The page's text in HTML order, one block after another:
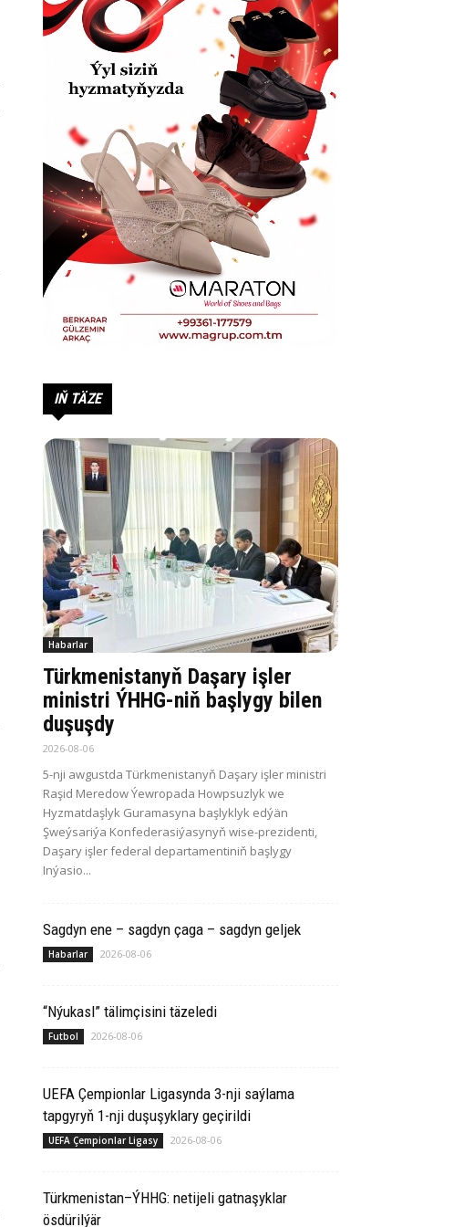
IŇ TÄZE
Habarlar
Türkmenistanyň Daşary işler
ministri ÝHHG-niň başlygy bilen
duşuşdy
2026-08-06
5-nji awgustda Türkmenistanyň Daşary işler ministri
Raşid Meredow Ýewropada Howpsuzlyk we
Hyzmatdaşlyk Guramasyna başlyklyk edýän
Şweýsariýa Konfederasiýasynyň wise-prezidenti,
Daşary işler federal departamentiniň başlygy
Inýasio...
Sagdyn ene – sagdyn çaga – sagdyn geljek
Habarlar 2026-08-06
“Nýukasl” tälimçisini täzeledi
Futbol 2026-08-06
UEFA Çempionlar Ligasynda 3-nji saýlama
tapgyryň 1-nji duşuşyklary geçirildi
UEFA Çempionlar Ligasy 2026-08-06
Türkmenistan–ÝHHG: netijeli gatnaşyklar
ösdürilýär